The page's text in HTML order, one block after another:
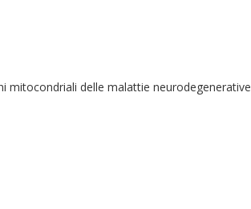
mitocondriali delle malattie neurodegenerative